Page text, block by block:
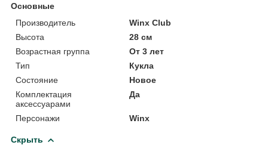
Основные
Производитель
Winx Club
Высота
28 см
Возрастная группа
От 3 лет
Тип
Кукла
Состояние
Новое
Комплектация
аксессуарами
Да
Персонажи Winx
Скрыть